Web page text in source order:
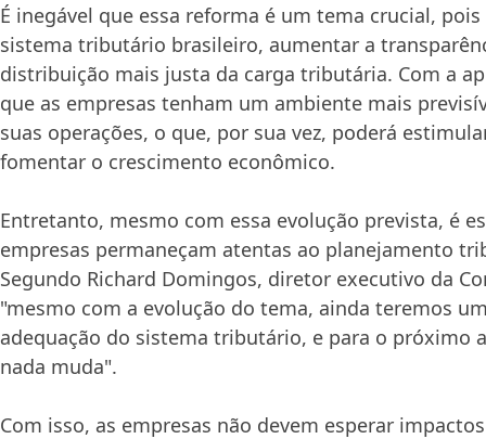
É inegável que essa reforma é um tema crucial,
sistema tributário brasileiro, aumentar a
distribuição mais justa da carga tributária. Com a
que as empresas tenham um ambiente mais
suas operações, o que, por sua vez, poderá
fomentar o crescimento econômico.
Entretanto, mesmo com essa evolução prevista, é
empresas permaneçam atentas ao planejamento
Segundo Richard Domingos, diretor executivo da
"mesmo com a evolução do tema, ainda teremos
adequação do sistema tributário, e para o próximo
nada muda".
Com isso, as empresas não devem esperar